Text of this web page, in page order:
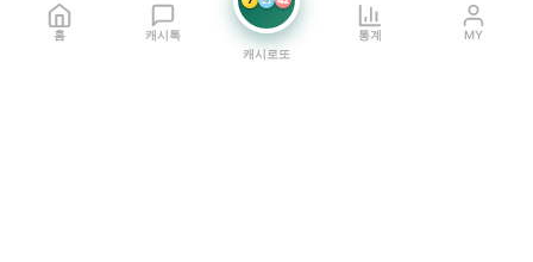
홈 캐시톡
캐시로또
통계 MY